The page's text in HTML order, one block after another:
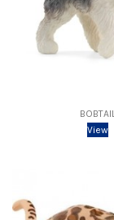
BOBTAIL
View